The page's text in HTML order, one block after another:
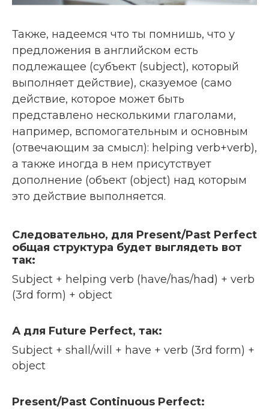
Также, надеемся что ты помнишь, что у
предложения в английском есть
подлежащее (субъект (subject), который
выполняет действие), сказуемое (само
действие, которое может быть
представлено несколькими глаголами,
например, вспомогательным и основным
(отвечающим за смысл): helping verb+verb),
а также иногда в нем присутствует
дополнение (объект (object) над которым
это действие выполняется.
Следовательно, для Present/Past Perfect
общая структура будет выглядеть вот
так:
Subject + helping verb (have/has/had) + verb
(3rd form) + object
А для Future Perfect, так:
Subject + shall/will + have + verb (3rd form) +
object
Present/Past Continuous Perfect: